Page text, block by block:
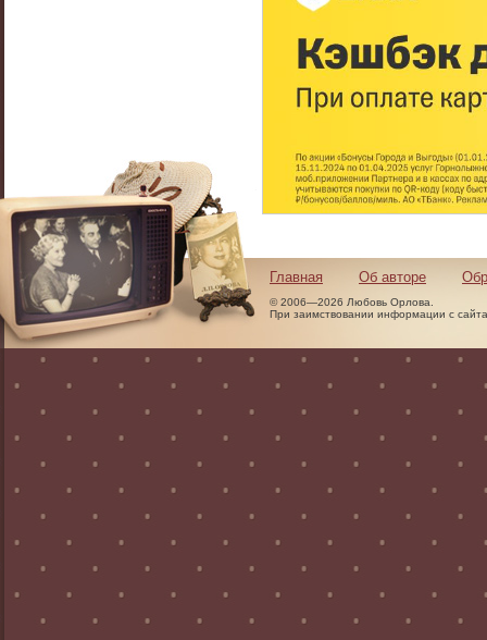
Главная Об авторе
© 2006—2026 Любовь Орлова.
При заимствовании информации с